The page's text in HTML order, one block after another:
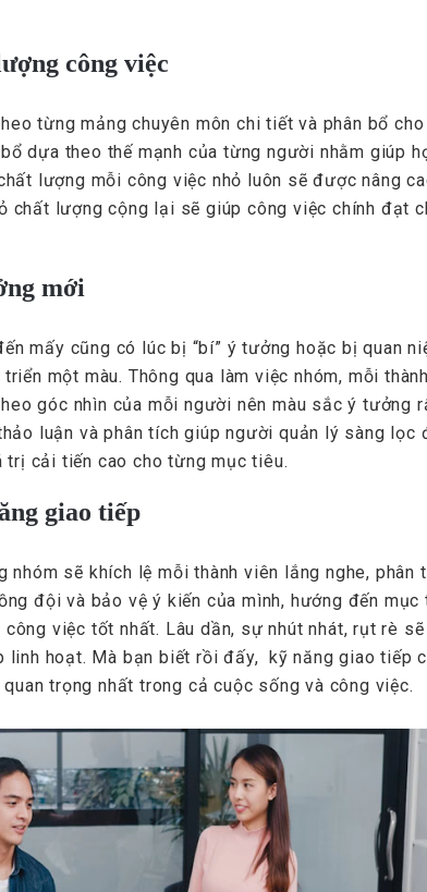
công việc
từng mảng chuyên môn chi tiết và phân bổ cho
dựa theo thế mạnh của từng người nhằm giúp
lượng mỗi công việc nhỏ luôn sẽ được nâng
chất lượng cộng lại sẽ giúp công việc chính đạt
mới
mấy cũng có lúc bị “bí” ý tưởng hoặc bị quan
một màu. Thông qua làm việc nhóm, mỗi
góc nhìn của mỗi người nên màu sắc ý tưởng
luận và phân tích giúp người quản lý sàng lọc
trị cải tiến cao cho từng mục tiêu.
giao tiếp
nhóm sẽ khích lệ mỗi thành viên lắng nghe, phân
đội và bảo vệ ý kiến của mình, hướng đến mục
việc tốt nhất. Lâu dần, sự nhút nhát, rụt rè
linh hoạt. Mà bạn biết rồi đấy, kỹ năng giao tiếp
trọng nhất trong cả cuộc sống và công việc.